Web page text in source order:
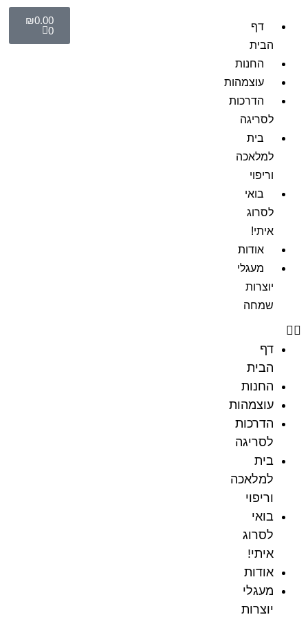
דף
הבית
החנות
עוצמהות
הדרכות
לסריגה
בית
למלאכה
וריפוי
בואי
לסרוג
איתי!
אודות
מעגלי
יוצרות
שמחה
דף
הבית
החנות
עוצמהות
הדרכות
לסריגה
בית
למלאכה
וריפוי
בואי
לסרוג
איתי!
אודות
מעגלי
יוצרות
₪0.00
0